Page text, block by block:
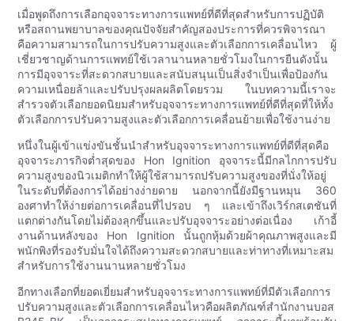
เมื่อพูดถึงการเลือกอุจจาระทางการแพทย์ที่ดีที่สุดสำหรับการปฏิบัติ
หรือสถานพยาบาลของคุณปัจจัยสำคัญสองประการที่ควรพิจารณา
คือความสามารถในการปรับความสูงและตัวเลือกการเคลื่อนไหว ผู้
เชี่ยวชาญด้านการแพทย์ใช้เวลานานหลายชั่วโมงในการยืนดังนั้น
การมีอุจจาระที่สะดวกสบายและสนับสนุนเป็นสิ่งจำเป็นเพื่อป้องกัน
ความเหนื่อยล้าและปรับปรุงผลผลิตโดยรวม ในบทความนี้เราจะ
สำรวจตัวเลือกยอดนิยมสำหรับอุจจาระทางการแพทย์ที่ดีที่สุดที่ให้ทั้ง
ตัวเลือกการปรับความสูงและตัวเลือกการเคลื่อนย้ายเพื่อใช้งานง่าย
หนึ่งในผู้เข้าแข่งขันชั้นนำสำหรับอุจจาระทางการแพทย์ที่ดีที่สุดคือ
อุจจาระภารกิจต่ำสุดของ Hon Ignition อุจจาระนี้มีกลไกการปรับ
ความสูงของนิวเมติกทำให้ผู้ใช้สามารถปรับความสูงของที่นั่งให้อยู่
ในระดับที่ต้องการได้อย่างง่ายดาย นอกจากนี้ยังมีฐานหมุน 360
องศาทำให้ง่ายต่อการเคลื่อนที่ไปรอบ ๆ และเข้าถึงเวิร์กสเตชันที่
แตกต่างกันโดยไม่ต้องลุกขึ้นและปรับอุจจาระอย่างต่อเนื่อง เก้าอี้
งานด้านหลังของ Hon Ignition นั้นถูกหุ้มด้วยผ้าคุณภาพสูงและมี
พนักพิงที่รองรับมั่นใจได้ถึงความสะดวกสบายและท่าทางที่เหมาะสม
สำหรับการใช้งานนานหลายชั่วโมง
อีกทางเลือกที่ยอดเยี่ยมสำหรับอุจจาระทางการแพทย์ที่มีตัวเลือกการ
ปรับความสูงและตัวเลือกการเคลื่อนไหวคือผลิตภัณฑ์สำนักงานบอส